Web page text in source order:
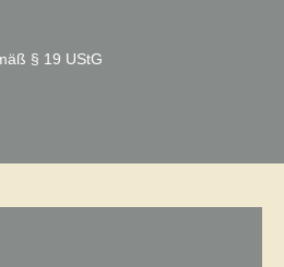
§ 19 UStG